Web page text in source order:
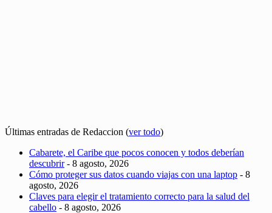
Últimas entradas de Redaccion (ver todo)
Cabarete, el Caribe que pocos conocen y todos deberían
descubrir- 8 agosto, 2026
Cómo proteger sus datos cuando viajas con una laptop - 8
agosto, 2026
Claves para elegir el tratamiento correcto para la salud del
cabello - 8 agosto, 2026